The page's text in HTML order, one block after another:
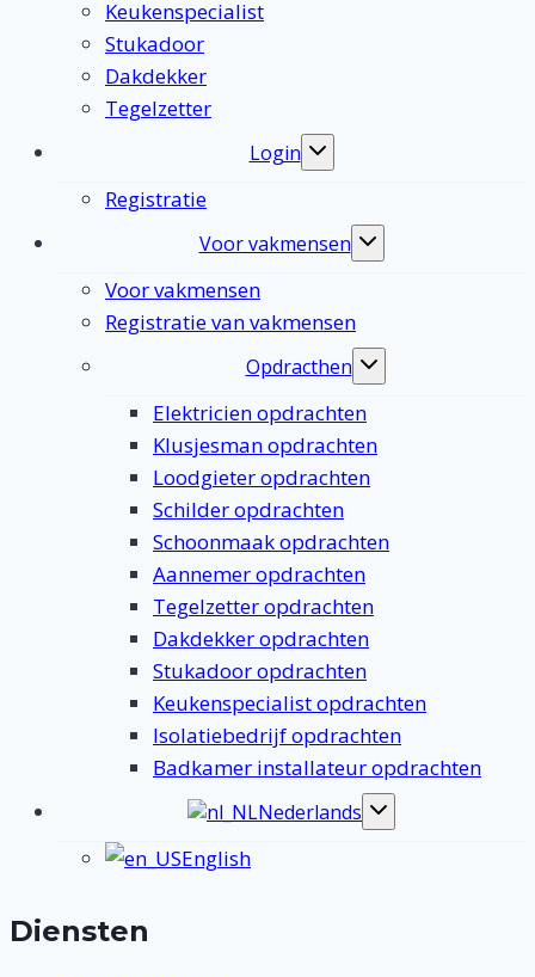
Keukenspecialist
Stukadoor
Dakdekker
Tegelzetter
Login
Toggle
Registratie
Voor vakmensen
Toggle
Voor vakmensen
Registratie van vakmensen
Opdracthen
Toggle
Elektricien opdrachten
Klusjesman opdrachten
Loodgieter opdrachten
Schilder opdrachten
Schoonmaak opdrachten
Aannemer opdrachten
Tegelzetter opdrachten
Dakdekker opdrachten
Stukadoor opdrachten
Keukenspecialist opdrachten
Isolatiebedrijf opdrachten
Badkamer installateur opdrachten
Nederlands
Toggle
English
Diensten